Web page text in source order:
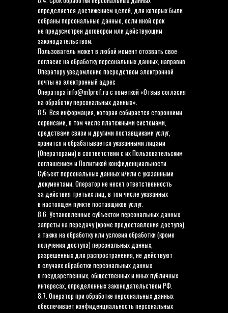
определяется достижением целей, для которых были
собраны персональные данные, если иной срок
не предусмотрен договором или действующим
законодательством.
Пользователь может в любой момент отозвать свое
согласие на обработку персональных данных, направив
Оператору уведомление посредством электронной
почты на электронный адрес
Оператора info@m1prof.ru с пометкой «Отзыв согласия
на обработку персональных данных».
8.5. Вся информация, которая собирается сторонними
сервисами, в том числе платежными системами,
средствами связи и другими поставщиками услуг,
хранится и обрабатывается указанными лицами
(Операторами) в соответствии с их Пользовательским
соглашением и Политикой конфиденциальности.
Субъект персональных данных и/или с указанными
документами. Оператор не несет ответственность
за действия третьих лиц, в том числе указанных
в настоящем пункте поставщиков услуг.
8.6. Установленные субъектом персональных данных
запреты на передачу (кроме предоставления доступа),
а также на обработку или условия обработки (кроме
получения доступа) персональных данных,
разрешенных для распространения, не действуют
в случаях обработки персональных данных
в государственных, общественных и иных публичных
интересах, определенных законодательством РФ.
8.7. Оператор при обработке персональных данных
обеспечивает конфиденциальность персональных